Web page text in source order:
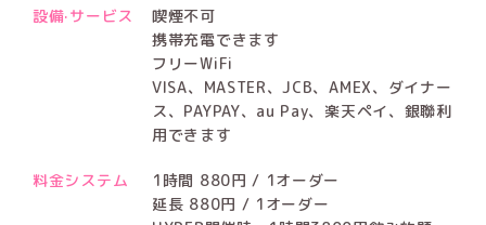
設備·サービス
喫煙不可
携帯充電できます
フリーWiFi
VISA、MASTER、JCB、AMEX、ダイナー
ス、PAYPAY、au Pay、楽天ペイ、銀聯利
用できます
料金システム
1時間 880円 / 1オーダー
延長 880円 / 1オーダー